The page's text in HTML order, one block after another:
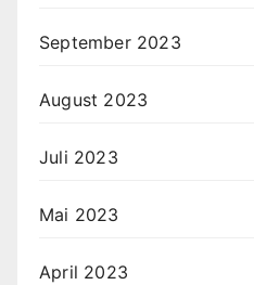
September 2023
August 2023
Juli 2023
Mai 2023
April 2023